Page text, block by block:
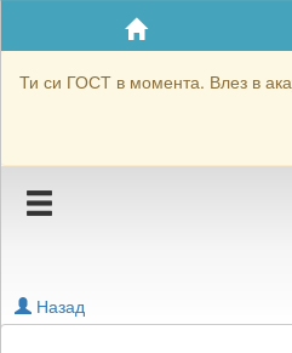
Ти си ГОСТ в момента. Влез в
Приятели
Хронология на игри
Блокирай jordan k
Назад